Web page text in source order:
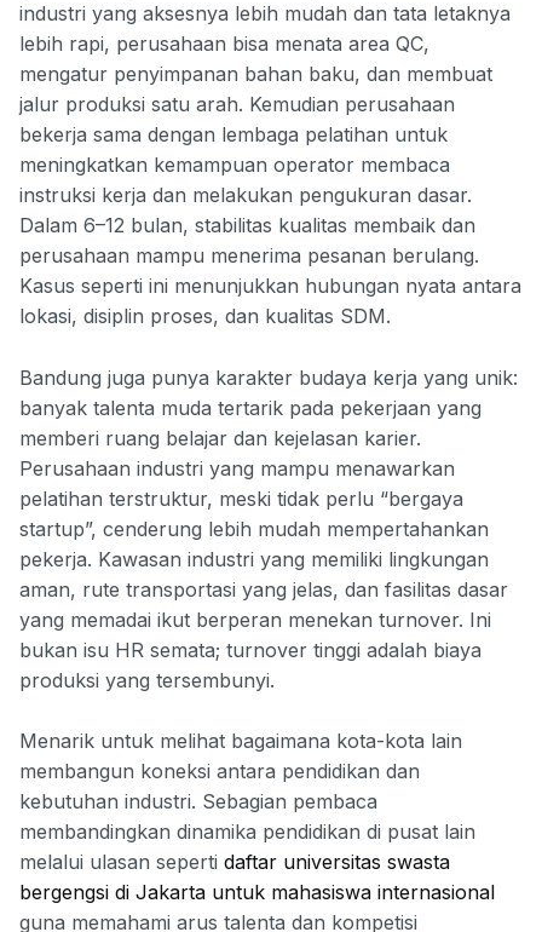
industri yang aksesnya lebih mudah dan tata letaknya
lebih rapi, perusahaan bisa menata area QC,
mengatur penyimpanan bahan baku, dan membuat
jalur produksi satu arah. Kemudian perusahaan
bekerja sama dengan lembaga pelatihan untuk
meningkatkan kemampuan operator membaca
instruksi kerja dan melakukan pengukuran dasar.
Dalam 6–12 bulan, stabilitas kualitas membaik dan
perusahaan mampu menerima pesanan berulang.
Kasus seperti ini menunjukkan hubungan nyata antara
lokasi, disiplin proses, dan kualitas SDM.
Bandung juga punya karakter budaya kerja yang unik:
banyak talenta muda tertarik pada pekerjaan yang
memberi ruang belajar dan kejelasan karier.
Perusahaan industri yang mampu menawarkan
pelatihan terstruktur, meski tidak perlu “bergaya
startup”, cenderung lebih mudah mempertahankan
pekerja. Kawasan industri yang memiliki lingkungan
aman, rute transportasi yang jelas, dan fasilitas dasar
yang memadai ikut berperan menekan turnover. Ini
bukan isu HR semata; turnover tinggi adalah biaya
produksi yang tersembunyi.
Menarik untuk melihat bagaimana kota-kota lain
membangun koneksi antara pendidikan dan
kebutuhan industri. Sebagian pembaca
membandingkan dinamika pendidikan di pusat lain
melalui ulasan seperti daftar universitas swasta
bergengsi di Jakarta untuk mahasiswa internasional
guna memahami arus talenta dan kompetisi